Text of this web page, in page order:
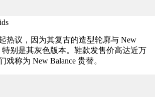
议，因为其复古的造型轮廓与 New
特别是其灰色版本。鞋款发售价高达近万
戏称为 New Balance 贵替。